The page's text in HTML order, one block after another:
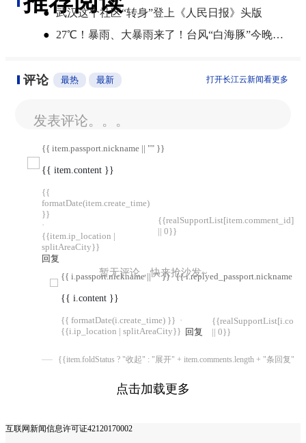
● 武汉这个社区“转身”登上《人民日报》头版
●
27℃！暴雨、大暴雨来了！台风“白海豚”今晚登陆，湖北开启降雨降温模式
评论 最热 最新 打开长江云新闻看更多
发表评论。。。
{{ item.passport.nickname || "" }}
{{ item.content }}
{{
formatDate(item.create_time)
}}
·
{{item.ip_location |
splitAreaCity}}
回复
{{realSupportList[item.comment_id]
|| 0}}
{{ i.passport.nickname || "" }} {{ i.replyed_passport.nickname ||
{{ i.content }}
{{ formatDate(i.create_time) }} ·
{{i.ip_location | splitAreaCity}} 回复
|| 0}}
{{item.foldStatus ? "收起" : "展开" + item.comments.length + "条回复"}}
暂无评论，快来抢沙发~
点击加载更多
互联网新闻信息许可证42120170002